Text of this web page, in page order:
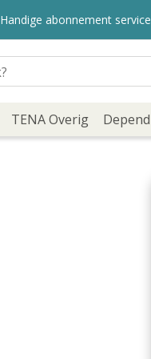
Handige abonnement service
TENA Overig Depend